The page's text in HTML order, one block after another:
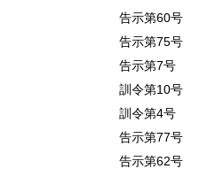
告示第60号
告示第75号
告示第7号
訓令第10号
訓令第4号
告示第77号
告示第62号